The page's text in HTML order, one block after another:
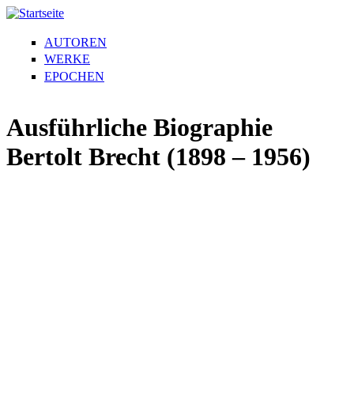
AUTOREN
WERKE
EPOCHEN
Ausführliche Biographie
Bertolt Brecht (1898 – 1956)